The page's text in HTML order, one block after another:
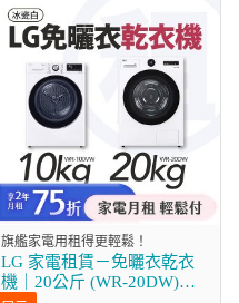
旗艦家電用租得更輕鬆！
LG 家電租賃－免曬衣乾衣
機｜20公斤 (WR-20DW)、